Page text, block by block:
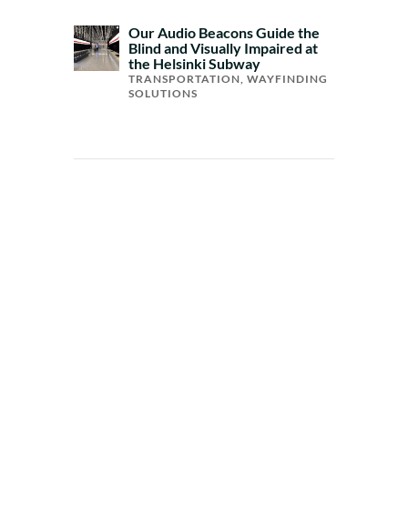
Our Audio Beacons Guide the
Blind and Visually Impaired at
the Helsinki Subway
TRANSPORTATION WAYFINDING
SOLUTIONS